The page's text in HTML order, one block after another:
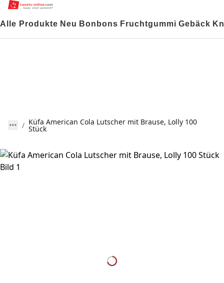
Alle Produkte Neu Bonbons Fruchtgummi Gebäck
Küfa American Cola Lutscher mit Brause, Lolly 100
Stück